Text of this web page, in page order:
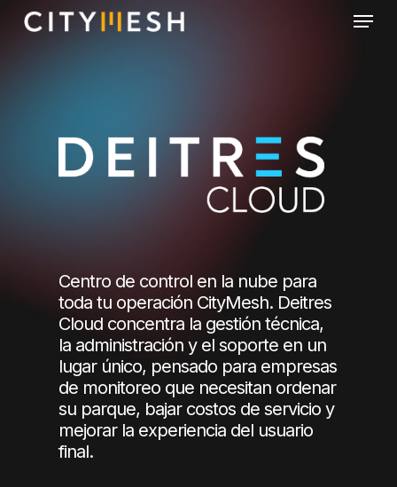
Menu
Centro de control en la nube para
toda tu operación CityMesh. Deitres
Cloud concentra la gestión técnica,
la administración y el soporte en un
lugar único, pensado para empresas
de monitoreo que necesitan ordenar
su parque, bajar costos de servicio y
mejorar la experiencia del usuario
final.